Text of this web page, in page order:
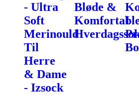
- Ultra
Soft
Merinould
Til
Herre
& Dame
- Izsock
Bløde &
I